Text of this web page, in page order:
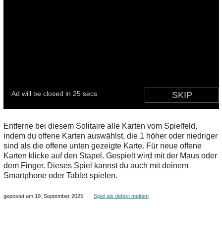
Entferne bei diesem Solitaire alle Karten vom Spielfeld,
indem du offene Karten auswählst, die 1 höher oder niedriger
sind als die offene unten gezeigte Karte. Für neue offene
Karten klicke auf den Stapel. Gespielt wird mit der Maus oder
dem Finger. Dieses Spiel kannst du auch mit deinem
Smartphone oder Tablet spielen.
gepostet am 19. September 2025 Spiel als defekt melden